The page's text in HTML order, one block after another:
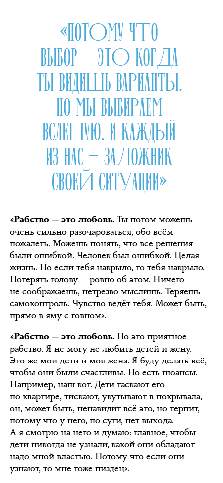
«ПОТОМУ ЧТО
ВЫБОР — ЭТО КОГДА
ТЫ ВИДИШЬ ВАРИАНТЫ.
НО МЫ ВЫБИРАЕМ
ВСЛЕПУЮ. И КАЖДЫЙ
ИЗ НАС — ЗАЛОЖНИК
СВОЕЙ СИТУАЦИИ»
«Рабство — это любовь. Ты потом можешь
очень сильно разочароваться, обо всём
пожалеть. Можешь понять, что все решения
были ошибкой. Человек был ошибкой. Целая
жизнь. Но если тебя накрыло, то тебя накрыло.
Потерять голову — ровно об этом. Ничего
не соображаешь, нетрезво мыслишь. Теряешь
самоконтроль. Чувство ведёт тебя. Может быть,
прямо в яму с говном».
«Рабство — это любовь. Но это приятное
рабство. Я не могу не любить детей и жену.
Это же мои дети и моя жена. Я буду делать всё,
чтобы они были счастливы. Но есть нюансы.
Например, наш кот. Дети таскают его
по квартире, тискают, укутывают в покрывала,
он, может быть, ненавидит всё это, но терпит,
потому что у него, по сути, нет выхода.
А я смотрю на него и думаю: главное, чтобы
дети никогда не узнали, какой они обладают
надо мной властью. Потому что если они
узнают, то мне тоже пиздец».